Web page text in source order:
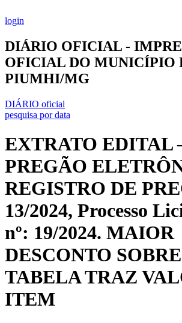
para
conteúdo
login
DIÁRIO OFICIAL -
OFICIAL DO MUNICÍPIO
PIUMHI/MG
DIÁRIO oficial
pesquisa por data
EXTRATO EDITAL
PREGÃO
REGISTRO DE
13/2024, Processo
nº: 19/2024. MAIOR
DESCONTO
TABELA TRAZ
ITEM